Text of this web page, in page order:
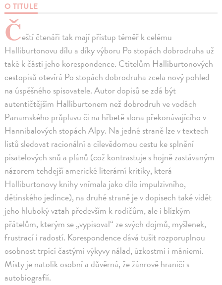
O TITULE
Čeští čtenáři tak mají přístup téměř k celému
Halliburtonovu dílu a díky výboru Po stopách dobrodruha už
také k části jeho korespondence. Ctitelům Halliburtonových
cestopisů otevírá Po stopách dobrodruha zcela nový pohled
na úspěšného spisovatele. Autor dopisů se zdá být
autentičtějším Halliburtonem než dobrodruh ve vodách
Panamského průplavu či na hřbetě slona překonávajícího v
Hannibalových stopách Alpy. Na jedné straně lze v textech
listů sledovat racionální a cílevědomou cestu ke splnění
pisatelových snů a plánů (což kontrastuje s hojně zastávaným
názorem tehdejší americké literární kritiky, která
Halliburtonovy knihy vnímala jako dílo impulzivního,
dětinského jedince), na druhé straně je v dopisech také vidět
jeho hluboký vztah především k rodičům, ale i blízkým
přátelům, kterým se „vypisoval“ ze svých dojmů, myšlenek,
frustrací i radostí. Korespondence dává tušit rozporuplnou
osobnost trpící častými výkyvy nálad, úzkostmi i mániemi.
Místy je natolik osobní a důvěrná, že žánrově hraničí s
autobiografií.